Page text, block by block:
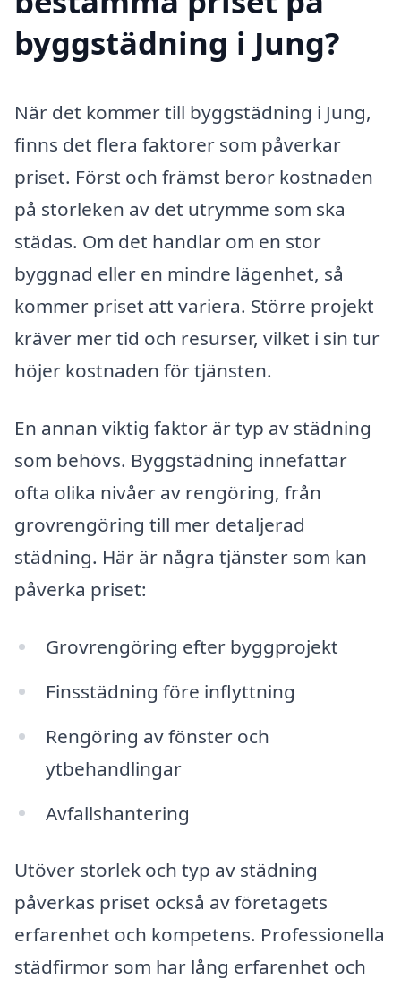
byggstädning i Jung?
När det kommer till byggstädning i Jung,
finns det flera faktorer som påverkar
priset. Först och främst beror kostnaden
på storleken av det utrymme som ska
städas. Om det handlar om en stor
byggnad eller en mindre lägenhet, så
kommer priset att variera. Större projekt
kräver mer tid och resurser, vilket i sin tur
höjer kostnaden för tjänsten.
En annan viktig faktor är typ av städning
som behövs. Byggstädning innefattar
ofta olika nivåer av rengöring, från
grovrengöring till mer detaljerad
städning. Här är några tjänster som kan
påverka priset:
Grovrengöring efter byggprojekt
Finsstädning före inflyttning
Rengöring av fönster och
ytbehandlingar
Avfallshantering
Utöver storlek och typ av städning
påverkas priset också av företagets
erfarenhet och kompetens. Professionella
städfirmor som har lång erfarenhet och